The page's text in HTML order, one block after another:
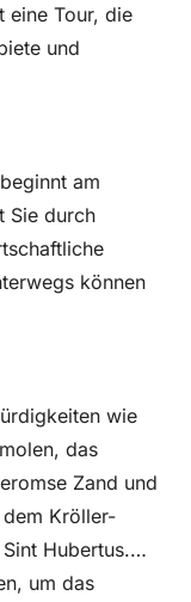
eine Tour, die
und
am
Sie durch
können
wie
das
Zand und
Kröller-
Hubertus.
um das